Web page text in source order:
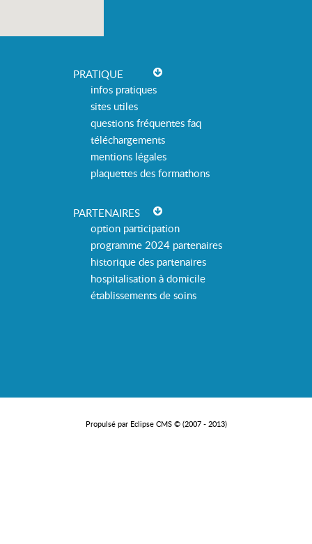
PRATIQUE
infos pratiques
sites utiles
questions fréquentes faq
téléchargements
mentions légales
plaquettes des formathons
PARTENAIRES
option participation
programme 2024 partenaires
historique des partenaires
hospitalisation à domicile
établissements de soins
Propulsé par Eclipse CMS © (2007 - 2013)